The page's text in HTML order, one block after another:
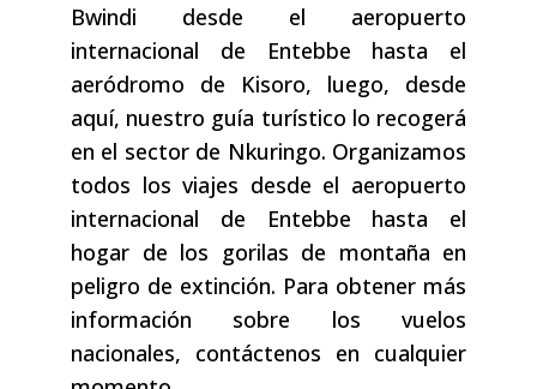
Bwindi desde el aeropuerto
internacional de Entebbe hasta el
aeródromo de Kisoro, luego, desde
aquí, nuestro guía turístico lo recogerá
en el sector de Nkuringo. Organizamos
todos los viajes desde el aeropuerto
internacional de Entebbe hasta el
hogar de los gorilas de montaña en
peligro de extinción. Para obtener más
información sobre los vuelos
nacionales, contáctenos en cualquier